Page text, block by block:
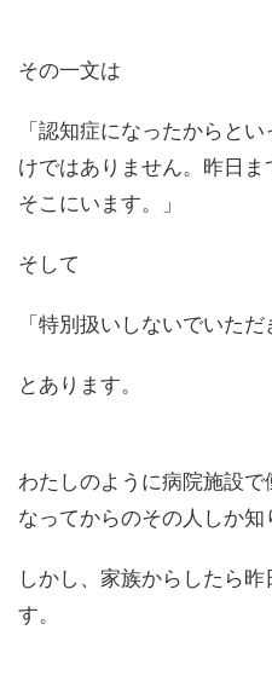
その一文は
「認知症になったからと
けではありません。昨日
そこにいます。」
そして
「特別扱いしないでいただ
とあります。
わたしのように病院施設
なってからのその人しか知
しかし、家族からしたら
す。